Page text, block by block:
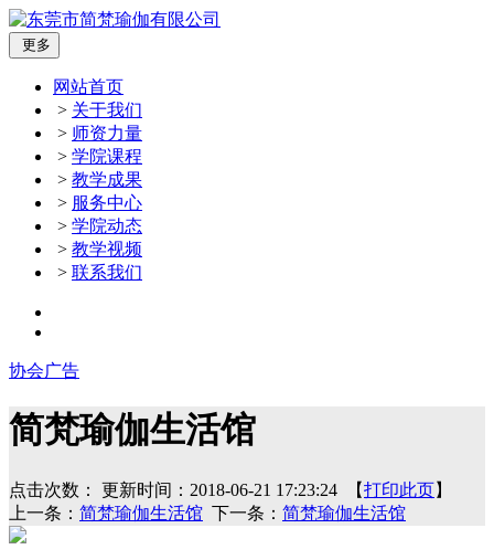
更多
网站首页
> 关于我们
> 师资力量
> 学院课程
> 教学成果
> 服务中心
> 学院动态
> 教学视频
> 联系我们
协会广告
简梵瑜伽生活馆
点击次数： 更新时间：2018-06-21 17:23:24 【打印此页】
上一条： 简梵瑜伽生活馆 下一条： 简梵瑜伽生活馆